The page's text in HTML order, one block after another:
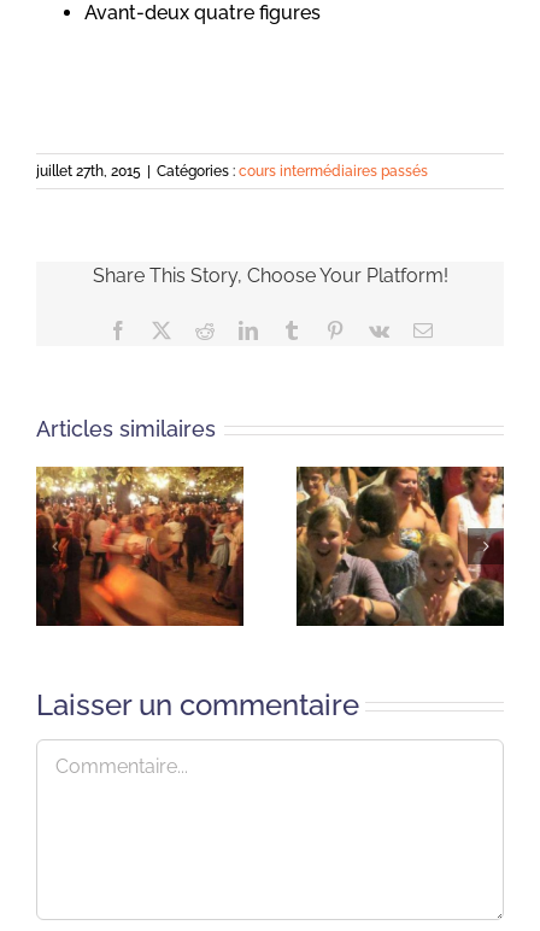
Avant-deux quatre figures
juillet 27th, 2015 Catégories : cours intermédiaires passés
Share This Story, Choose Your Platform!
Facebook RedditLinkedInTumblr Pinterest
Vk Email
Articles similaires
Laisser un commentaire
Commentaire